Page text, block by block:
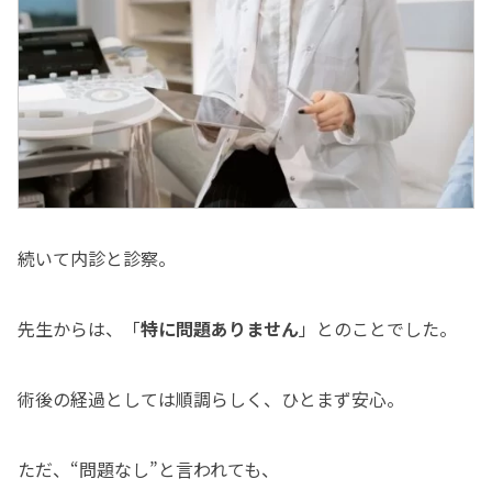
続いて内診と診察。
先生からは、「特に問題ありません」とのことでした。
術後の経過としては順調らしく、ひとまず安心。
ただ、“問題なし”と言われても、